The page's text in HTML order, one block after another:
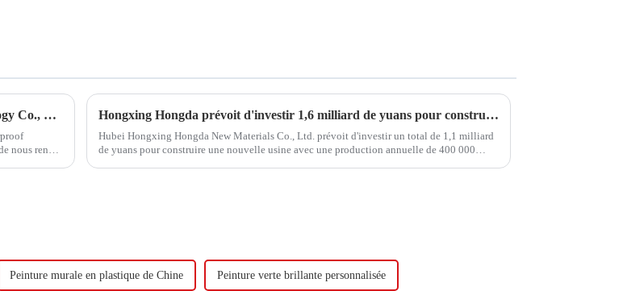
Hongxing Hongda coopère avec Keshun Waterproof Technology Co., Ltd pour apporter un nouvel avenir à l'industrie
nous rendre
Hongxing Hongda prévoit d'investir 1,6 milliard de yuans pour construire une nouvelle usine de production d'émulsion d'une capacité de production de 510 000 tonnes par an.
Hubei Hongxing Hongda New Materials Co., Ltd. prévoit d'investir un total de 1,1 milliard
de yuans pour construire une nouvelle usine avec une production annuelle de 400 000
Peinture murale en plastique de Chine Peinture verte brillante personnalisée